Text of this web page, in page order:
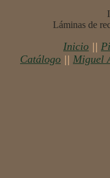
Láminas de
Inicio ||
Catálogo || Miguel